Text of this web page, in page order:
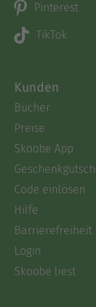
Pinterest
TikTok
Kunden
Bücher
Preise
Skoobe App
Code einlösen
Hilfe
Barrierefreiheit
Login
Skoobe liest